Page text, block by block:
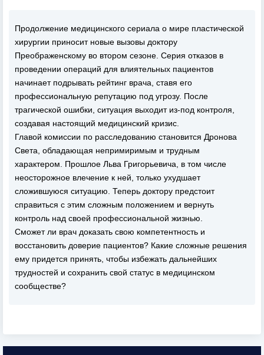
Продолжение медицинского сериала о мире пластической
хирургии приносит новые вызовы доктору
Преображенскому во втором сезоне. Серия отказов в
проведении операций для влиятельных пациентов
начинает подрывать рейтинг врача, ставя его
профессиональную репутацию под угрозу. После
трагической ошибки, ситуация выходит из-под контроля,
создавая настоящий медицинский кризис.
Главой комиссии по расследованию становится Дронова
Света, обладающая непримиримым и трудным
характером. Прошлое Льва Григорьевича, в том числе
неосторожное влечение к ней, только ухудшает
сложившуюся ситуацию. Теперь доктору предстоит
справиться с этим сложным положением и вернуть
контроль над своей профессиональной жизнью.
Сможет ли врач доказать свою компетентность и
восстановить доверие пациентов? Какие сложные решения
ему придется принять, чтобы избежать дальнейших
трудностей и сохранить свой статус в медицинском
сообществе?